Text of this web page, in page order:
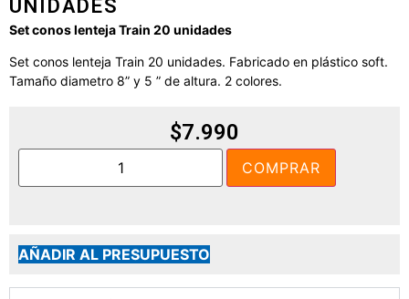
UNIDADES
Set conos lenteja Train 20 unidades
Set conos lenteja Train 20 unidades. Fabricado en plástico soft.
Tamaño diametro 8” y 5 ” de altura. 2 colores.
$7.990
COMPRAR
AÑADIR AL PRESUPUESTO